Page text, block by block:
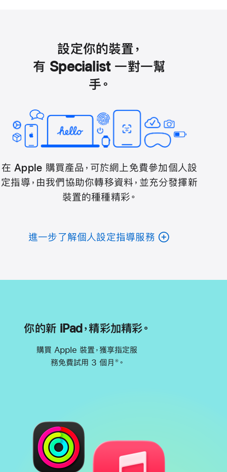
設定你的裝置，
有 Specialist 一對一幫
手。
在 Apple 購買產品，可於網上免費參加個人設
定指導，由我們協助你轉移資料，並充分發揮新
裝置的種種精彩。
進一步了解個人設定指導服務
你的新 iPad，精彩加精彩。
購買 Apple 裝置，獲享指定服
務免費試用 3 個月 ※ 。